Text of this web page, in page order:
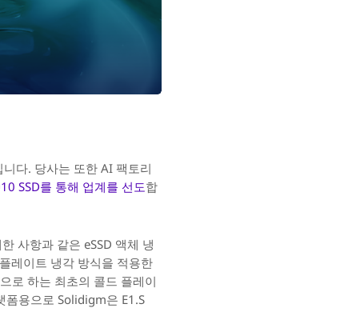
다. 당사는 또한 AI 팩토리
SSD를 통해 업계를 선도합
사항과 같은 eSSD 액체 냉
레이트 냉각 방식을 적용한
로 하는 최초의 콜드 플레이
폼용으로 Solidigm은 E1.S